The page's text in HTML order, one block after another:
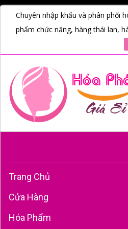
Chuyên nhập khẩu và phân phối
phẩm chức năng, hàng thái lan,
Trang Chủ
Cửa Hàng
Hóa Phẩm